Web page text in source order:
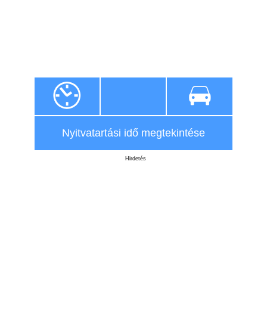
Nyitvatartási idő megtekintése
Hirdetés